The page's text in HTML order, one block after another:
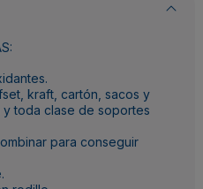
kraft, cartón, sacos y
toda clase de soportes
para conseguir